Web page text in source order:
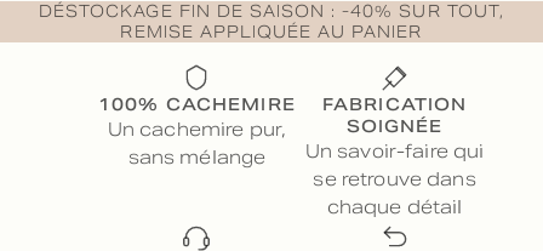
DÉSTOCKAGE FIN DE SAISON : -40% SUR TOUT,
REMISE APPLIQUÉE AU PANIER
100% CACHEMIRE
Un cachemire pur,
sans mélange
FABRICATION
SOIGNÉE
Un savoir-faire qui
se retrouve dans
chaque détail